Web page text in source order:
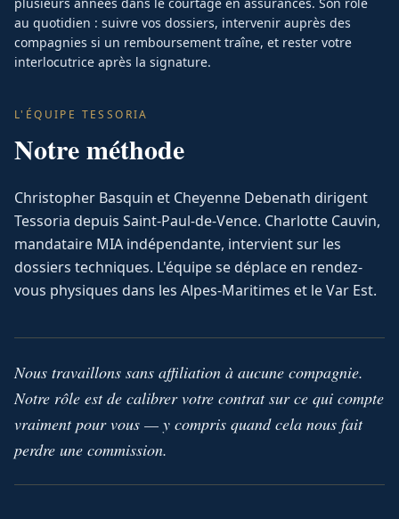
au quotidien : suivre vos dossiers, intervenir auprès des
compagnies si un remboursement traîne, et rester votre
interlocutrice après la signature.
L'ÉQUIPE TESSORIA
Notre méthode
Christopher Basquin et Cheyenne Debenath dirigent
Tessoria depuis Saint-Paul-de-Vence. Charlotte Cauvin,
mandataire MIA indépendante, intervient sur les
dossiers techniques. L'équipe se déplace en rendez-
vous physiques dans les Alpes-Maritimes et le Var Est.
Nous travaillons sans affiliation à aucune compagnie.
Notre rôle est de calibrer votre contrat sur ce qui compte
vraiment pour vous — y compris quand cela nous fait
perdre une commission.